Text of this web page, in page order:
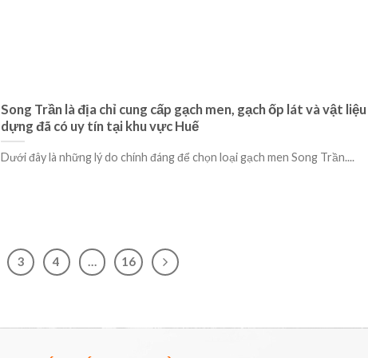
Song Trần là địa chỉ cung cấp gạch men, gạch ốp lát và vật
dựng đã có uy tín tại khu vực Huế
Dưới đây là những lý do chính đáng để chọn loại gạch men Song Trần....
3 4 … 16